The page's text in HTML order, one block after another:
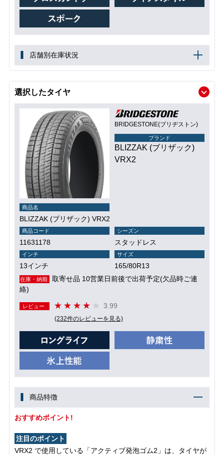
店舗別在庫状況
選択したタイヤ
BRIDGESTONE(ブリヂストン)
ブランド
BLIZZAK (ブリザック)
VRX2
商品名
BLIZZAK (ブリザック) VRX2
商品コード
11631178
シーズン
スタッドレス
インチ
13インチ
サイズ
165/80R13
在庫・納期
取寄せ品 10営業日前後で出荷予定(欠品時ご連
絡)
レビュー 3.99
(232件のレビューを見る)
商品特徴
おすすめポイント!
注目のポイント
VRX2 で使用している「アクティブ発泡ゴム2」は、タイヤが